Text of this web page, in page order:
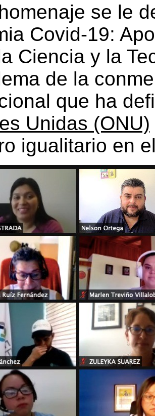
se le
Covid-19:
Ciencia y la
de la
que ha
Unidas (ONU)
igualitario en